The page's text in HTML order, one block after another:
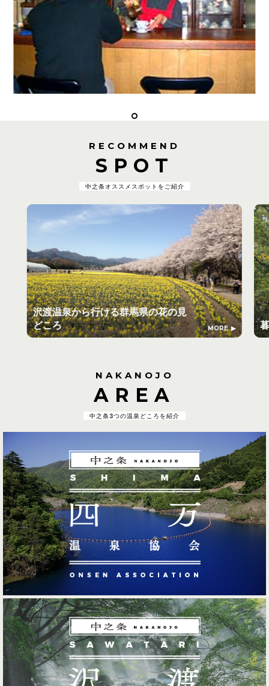
RECOMMEND
SPOT
中之条オススメスポットをご紹介
沢渡温泉から行ける群馬県の花の見
どころ
MORE
NAKANOJO
AREA
中之条3つの温泉どころを紹介